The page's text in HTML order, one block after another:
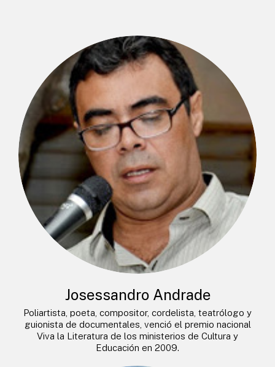
Josessandro Andrade
Poliartista, poeta, compositor, cordelista, teatrólogo y
guionista de documentales, venció el premio nacional
Viva la Literatura de los ministerios de Cultura y
Educación en 2009.